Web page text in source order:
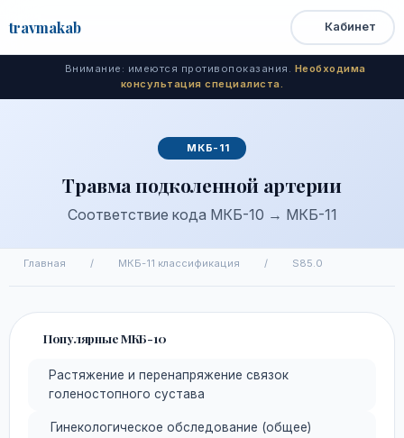
travmakab
Открыть
меню
Быстрый
доступ
Кабинет
Внимание: имеются противопоказания. Необходима
консультация специалиста.
МКБ-11
Травма подколенной артерии
Соответствие кода МКБ-10 → МКБ-11
Главная / МКБ-11 классификация / S85.0
Популярные МКБ-10
Растяжение и перенапряжение связок
голеностопного сустава
Гинекологическое обследование (общее)